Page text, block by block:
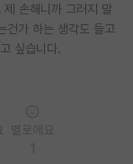
손해니까 그러지 말
건가 하는 생각도 들고
싶습니다.